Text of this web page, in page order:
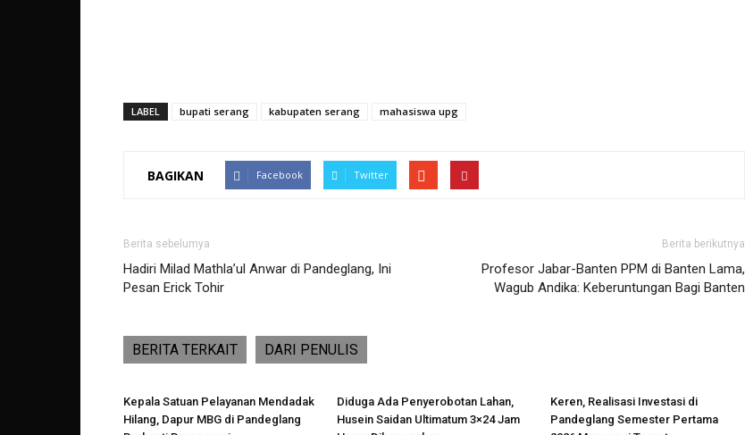
LABEL bupati serang kabupaten serang mahasiswa upg
BAGIKAN Facebook Twitter
Berita sebelumya
Hadiri Milad Mathla’ul Anwar di Pandeglang, Ini
Pesan Erick Tohir
Berita berikutnya
Profesor Jabar-Banten PPM di Banten Lama,
Wagub Andika: Keberuntungan Bagi Banten
BERITA TERKAIT DARI PENULIS
Kepala Satuan Pelayanan Mendadak
Hilang, Dapur MBG di Pandeglang
Diduga Ada Penyerobotan Lahan,
Husein Saidan Ultimatum 3×24 Jam
Keren, Realisasi Investasi di
Pandeglang Semester Pertama